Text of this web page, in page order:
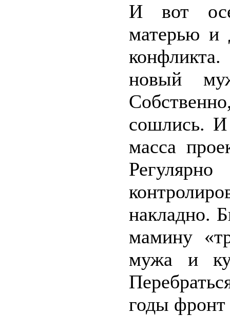
И вот
матерью и
новый
сошлись. И
масса
накладно.
мамину
мужа и
годы фронт